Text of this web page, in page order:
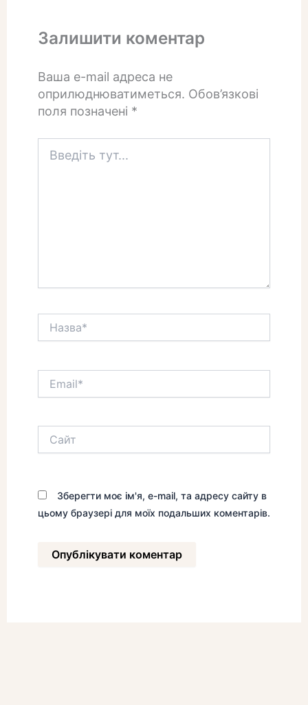
Залишити коментар
Ваша e-mail адреса не
оприлюднюватиметься. Обов’язкові
поля позначені *
тут...
Зберегти моє ім'я, e-mail, та адресу сайту в
цьому браузері для моїх подальших коментарів.